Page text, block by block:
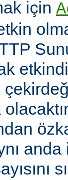
için